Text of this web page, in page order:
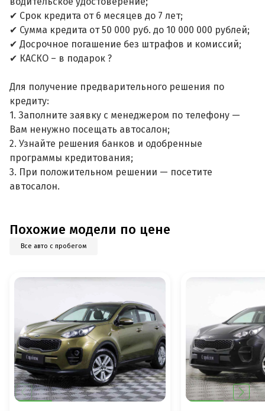
✔ Срок кредита от 6 месяцев до 7 лет;
✔ Сумма кредита от 50 000 руб. до 10 000 000 рублей;
✔ Досрочное погашение без штрафов и комиссий;
✔ КАСКО – в подарок ?
Для получение предварительного решения по
кредиту:
1. Заполните заявку с менеджером по телефону —
Вам ненужно посещать автосалон;
2. Узнайте решения банков и одобренные
программы кредитования;
3. При положительном решении — посетите
автосалон.
Похожие модели по цене
Все авто с пробегом